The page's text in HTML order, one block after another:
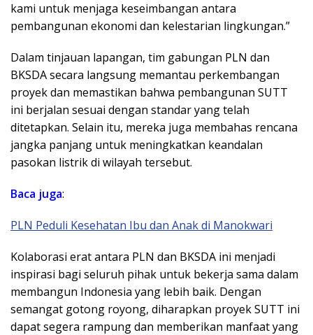
kami untuk menjaga keseimbangan antara
pembangunan ekonomi dan kelestarian lingkungan.”
Dalam tinjauan lapangan, tim gabungan PLN dan
BKSDA secara langsung memantau perkembangan
proyek dan memastikan bahwa pembangunan SUTT
ini berjalan sesuai dengan standar yang telah
ditetapkan. Selain itu, mereka juga membahas rencana
jangka panjang untuk meningkatkan keandalan
pasokan listrik di wilayah tersebut.
Baca juga:
PLN Peduli Kesehatan Ibu dan Anak di Manokwari
Kolaborasi erat antara PLN dan BKSDA ini menjadi
inspirasi bagi seluruh pihak untuk bekerja sama dalam
membangun Indonesia yang lebih baik. Dengan
semangat gotong royong, diharapkan proyek SUTT ini
dapat segera rampung dan memberikan manfaat yang